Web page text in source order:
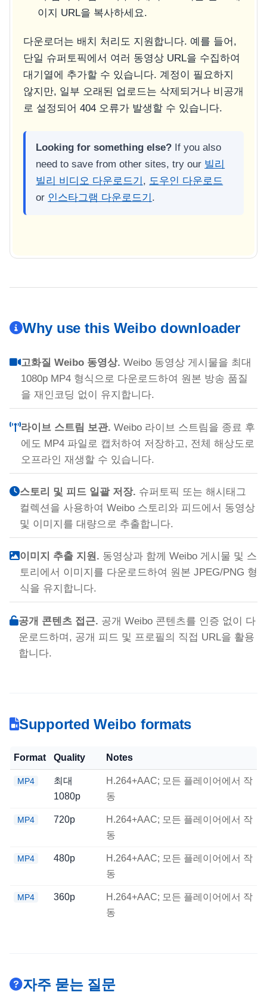
이지 URL을 복사하세요.
다운로더는 배치 처리도 지원합니다. 예를 들어,
단일 슈퍼토픽에서 여러 동영상 URL을 수집하여
대기열에 추가할 수 있습니다. 계정이 필요하지
않지만, 일부 오래된 업로드는 삭제되거나 비공개
로 설정되어 404 오류가 발생할 수 있습니다.
Looking for something else? If you also
need to save from other sites, try our 빌리
빌리 비디오 다운로드기 , 도우인 다운로드
or 인스타그램 다운로드기 .
Why use this Weibo downloader
고화질 Weibo 동영상. Weibo 동영상 게시물을 최대
1080p MP4 형식으로 다운로드하여 원본 방송 품질
을 재인코딩 없이 유지합니다.
라이브 스트림 보관. Weibo 라이브 스트림을 종료 후
에도 MP4 파일로 캡처하여 저장하고, 전체 해상도로
오프라인 재생할 수 있습니다.
스토리 및 피드 일괄 저장. 슈퍼토픽 또는 해시태그
컬렉션을 사용하여 Weibo 스토리와 피드에서 동영상
및 이미지를 대량으로 추출합니다.
이미지 추출 지원. 동영상과 함께 Weibo 게시물 및 스
토리에서 이미지를 다운로드하여 원본 JPEG/PNG 형
식을 유지합니다.
공개 콘텐츠 접근. 공개 Weibo 콘텐츠를 인증 없이 다
운로드하며, 공개 피드 및 프로필의 직접 URL을 활용
합니다.
Supported Weibo formats
Format Quality Notes
MP4
최대
1080p
H.264+AAC; 모든 플레이어에서 작
동
MP4 720p
H.264+AAC; 모든 플레이어에서 작
동
MP4 480p
H.264+AAC; 모든 플레이어에서 작
동
MP4 360p
H.264+AAC; 모든 플레이어에서 작
동
자주 묻는 질문